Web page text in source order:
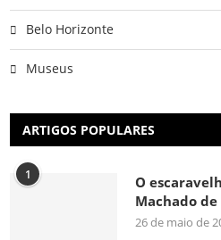
Belo Horizonte
Museus
ARTIGOS POPULARES
1
O
Machado
26 de maio de